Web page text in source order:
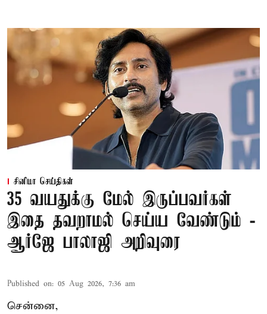
சினிமா செய்திகள்
35 வயதுக்கு மேல் இருப்பவர்கள்
இதை தவறாமல் செய்ய வேண்டும் -
ஆர்ஜே பாலாஜி அறிவுரை
Published on: 05 Aug 2026, 7:36 am
சென்னை,